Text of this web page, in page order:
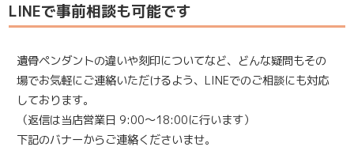
LINEで事前相談も可能です
遺骨ペンダントの違いや刻印についてなど、どんな疑問もその
場でお気軽にご連絡いただけるよう、LINEでのご相談にも対応
しております。
（返信は当店営業日 9:00～18:00に行います）
下記のバナーからご連絡くださいませ。